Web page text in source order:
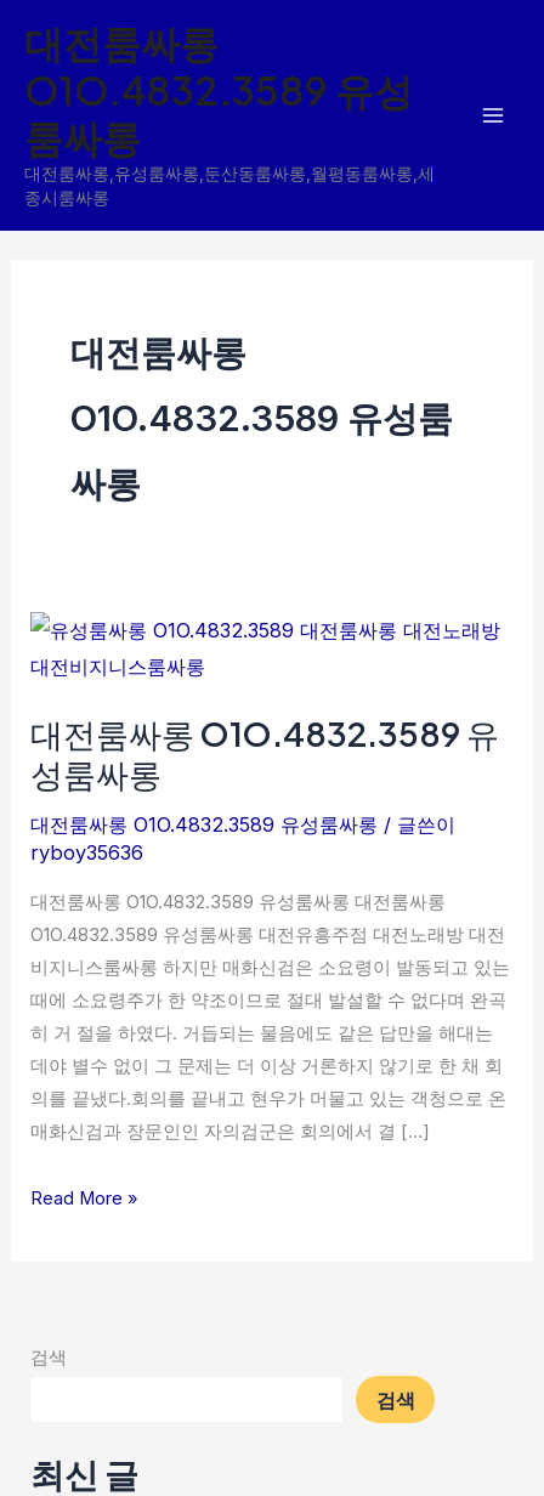
뛰
대전룸싸롱
O1O.4832.3589 유성
룸싸롱
대전룸싸롱,유성룸싸롱,둔산동룸싸롱,월평동룸싸롱,세
종시룸싸롱
대전룸싸롱
O1O.4832.3589 유성룸
싸롱
대전룸싸롱 O1O.4832.3589 유
성룸싸롱
대전룸싸롱 O1O.4832.3589 유성룸싸롱 / 글쓴이
ryboy35636
대전룸싸롱 O1O.4832.3589 유성룸싸롱 대전룸싸롱
O1O.4832.3589 유성룸싸롱 대전유흥주점 대전노래방 대전
비지니스룸싸롱 하지만 매화신검은 소요령이 발동되고 있는
때에 소요령주가 한 약조이므로 절대 발설할 수 없다며 완곡
히 거 절을 하였다. 거듭되는 물음에도 같은 답만을 해대는
데야 별수 없이 그 문제는 더 이상 거론하지 않기로 한 채 회
의를 끝냈다.회의를 끝내고 현우가 머물고 있는 객청으로 온
매화신검과 장문인인 자의검군은 회의에서 결 […]
대
전
싸
O1O.4832.3589
유
성
Read More »
검색
검색
최신 글